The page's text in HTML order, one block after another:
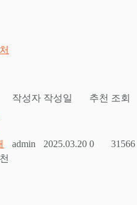
작성자 작성일 추천 조회
admin 2025.03.20 0 31566